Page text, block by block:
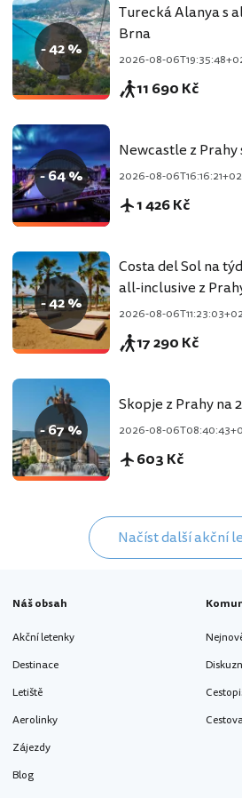
- 42 %
Turecká Alanya s
Brna
2026-08-
11 690 Kč
- 64 %
Newcastle z Prahy
2026-08-
1 426 Kč
- 42 %
Costa del Sol na
all-inclusive z
2026-08-
17 290 Kč
- 67 %
Skopje z Prahy na
2026-08-
603 Kč
Načíst další akční
Náš obsah
Akční letenky
Destinace
Letiště
Aerolinky
Zájezdy
Blog